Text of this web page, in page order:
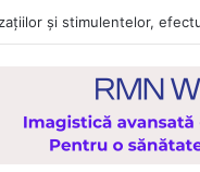
Domnului, de la